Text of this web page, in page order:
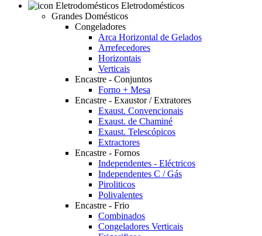
Eletrodomésticos
Grandes Domésticos
Congeladores
Arca Horizontal de Gelados
Arrefecedores
Horizontais
Verticais
Encastre - Conjuntos
Forno + Mesa
Encastre - Exaustor / Extratores
Exaust. Convencionais
Exaust. de Chaminé
Exaust. Telescópicos
Extractores
Encastre - Fornos
Independentes - Eléctricos
Independentes C / Gás
Piroliticos
Polivalentes
Encastre - Frio
Combinados
Congeladores Verticais